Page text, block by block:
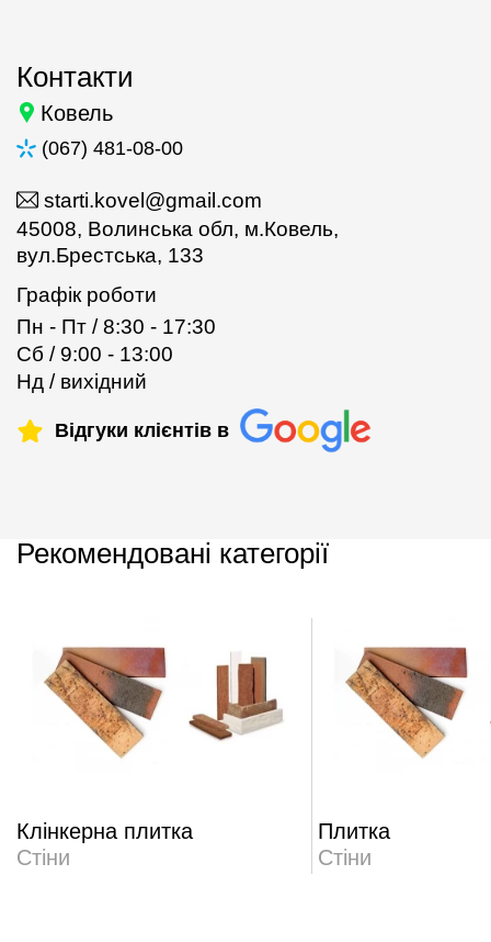
Контакти
Ковель
(067) 481-08-00
starti.kovel@gmail.com
45008, Волинська обл, м.Ковель,
вул.Брестська, 133
Графік роботи
Пн - Пт / 8:30 - 17:30
Сб / 9:00 - 13:00
Нд / вихідний
Відгуки клієнтів в
Рекомендовані категорії
Клінкерна плитка
Стіни
Плитка
Стіни